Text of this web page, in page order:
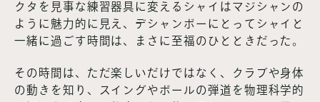
クタを見事な練習器具に変えるシャイはマジシャンの
ように魅力的に見え、デシャンボーにとってシャイと
一緒に過ごす時間は、まさに至福のひとときだった。
その時間は、ただ楽しいだけではなく、クラブや身体
の動きを知り、スイングやボールの弾道を物理科学的